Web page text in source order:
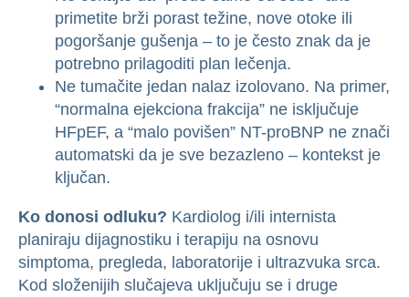
primetite brži porast težine, nove otoke ili
pogoršanje gušenja – to je često znak da je
potrebno prilagoditi plan lečenja.
Ne tumačite jedan nalaz izolovano. Na primer,
“normalna ejekciona frakcija” ne isključuje
HFpEF, a “malo povišen” NT-proBNP ne znači
automatski da je sve bezazleno – kontekst je
ključan.
Ko donosi odluku? Kardiolog i/ili internista
planiraju dijagnostiku i terapiju na osnovu
simptoma, pregleda, laboratorije i ultrazvuka srca.
Kod složenijih slučajeva uključuju se i druge